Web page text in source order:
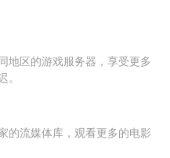
地区的游戏服务器，享受更多
的流媒体库，观看更多的电影